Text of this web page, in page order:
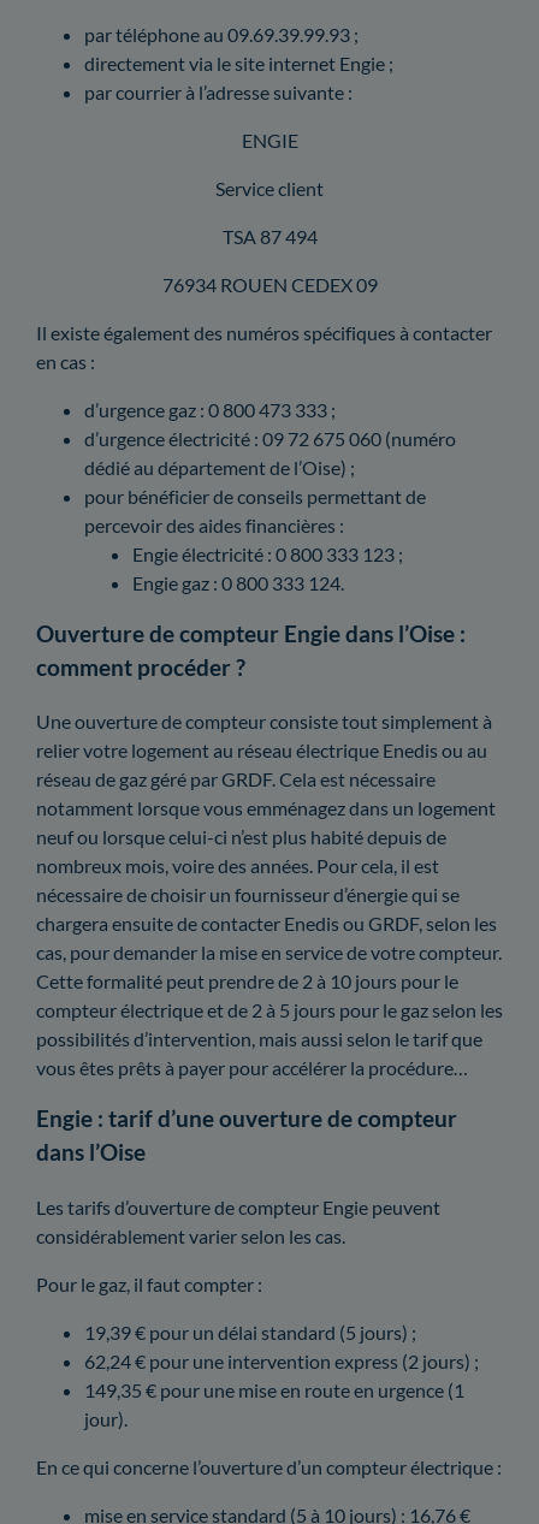
par téléphone au 09.69.39.99.93 ;
directement via le site internet Engie ;
par courrier à l’adresse suivante :
ENGIE
Service client
TSA 87 494
76934 ROUEN CEDEX 09
Il existe également des numéros spécifiques à contacter
en cas :
d’urgence gaz : 0 800 473 333 ;
d’urgence électricité : 09 72 675 060 (numéro
dédié au département de l’Oise) ;
pour bénéficier de conseils permettant de
percevoir des aides financières :
Engie électricité : 0 800 333 123 ;
Engie gaz : 0 800 333 124.
Ouverture de compteur Engie dans l’Oise :
comment procéder ?
Une ouverture de compteur consiste tout simplement à
relier votre logement au réseau électrique Enedis ou au
réseau de gaz géré par GRDF. Cela est nécessaire
notamment lorsque vous emménagez dans un logement
neuf ou lorsque celui-ci n’est plus habité depuis de
nombreux mois, voire des années. Pour cela, il est
nécessaire de choisir un fournisseur d’énergie qui se
chargera ensuite de contacter Enedis ou GRDF, selon les
cas, pour demander la mise en service de votre compteur.
Cette formalité peut prendre de 2 à 10 jours pour le
compteur électrique et de 2 à 5 jours pour le gaz selon les
possibilités d’intervention, mais aussi selon le tarif que
vous êtes prêts à payer pour accélérer la procédure…
Engie : tarif d’une ouverture de compteur
dans l’Oise
Les tarifs d’ouverture de compteur Engie peuvent
considérablement varier selon les cas.
Pour le gaz, il faut compter :
19,39 € pour un délai standard (5 jours) ;
62,24 € pour une intervention express (2 jours) ;
149,35 € pour une mise en route en urgence (1
jour).
En ce qui concerne l’ouverture d’un compteur électrique :
mise en service standard (5 à 10 jours) : 16,76 €